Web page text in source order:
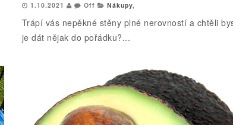
1.10.2021 Off Nákupy,
Trápí vás nepěkné stěny plné nerovností a chtěli
je dát nějak do pořádku?...